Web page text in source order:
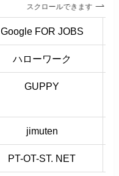
スクロールできます
Google FOR JOBS
ハローワーク
GUPPY
jimuten
PT-OT-ST. NET